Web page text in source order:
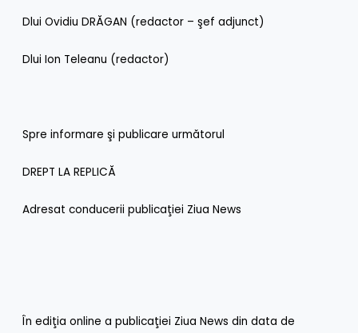
Dlui Ovidiu DRĂGAN (redactor – şef adjunct)
Dlui Ion Teleanu (redactor)
Spre informare şi publicare următorul
DREPT LA REPLICĂ
Adresat conducerii publicaţiei Ziua News
În ediţia online a publicaţiei Ziua News din data de